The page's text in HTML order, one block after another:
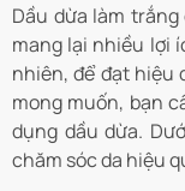
Dầu dừa làm
mang lại nhiều lợi
nhiên, để đạt hiệu
mong muốn, bạn
dụng dầu dừa.
chăm sóc da hiệu